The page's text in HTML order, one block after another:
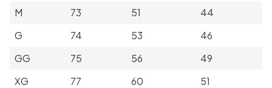
M
73 51
44
G
74 53
46
GG
75 56
49
XG
77 60 51